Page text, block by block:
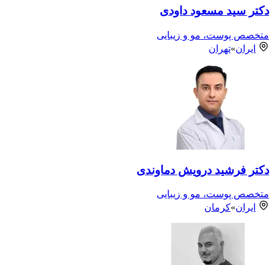
دکتر سید مسعود داودی
متخصص پوست، مو و زیبایی
ایران»تهران
دکتر فرشید درویش دماوندی
متخصص پوست، مو و زیبایی
ایران»كرمان